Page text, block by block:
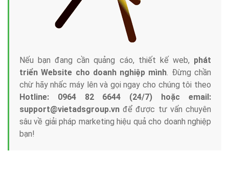
Nếu bạn đang cần quảng cáo, thiết kế web, phát
triển Website cho doanh nghiệp mình. Đừng chần
chừ hãy nhấc máy lên và gọi ngay cho chúng tôi theo
Hotline: 0964 82 6644 (24/7) hoặc email:
support@vietadsgroup.vn để được tư vấn chuyên
sâu về giải pháp marketing hiệu quả cho doanh nghiệp
bạn!